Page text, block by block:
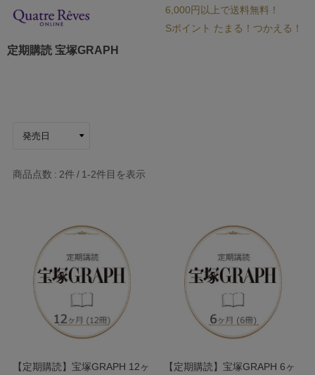
6,000円以上で送料無料！
Sポイント たまる！つかえる！
定期購読 宝塚GRAPH
商品点数 2件 1-2件目を表示
【定期購読】宝塚GRAPH 12ヶ
【定期購読】宝塚GRAPH 6ヶ